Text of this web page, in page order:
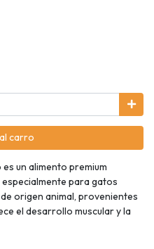
carro
un alimento premium
para gatos
origen animal, provenientes
el desarrollo muscular y la